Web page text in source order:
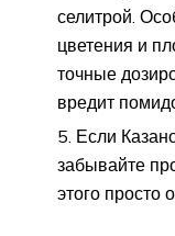
селитрой.
цветения и
точные
вредит
Если
забывайте
этого просто